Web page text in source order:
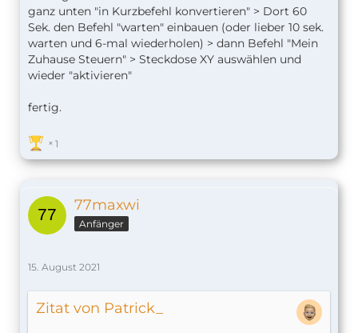
ganz unten "in Kurzbefehl konvertieren" > Dort 60
Sek. den Befehl "warten" einbauen (oder lieber 10 sek.
warten und 6-mal wiederholen) > dann Befehl "Mein
Zuhause Steuern" > Steckdose XY auswählen und
wieder "aktivieren"
fertig.
1
77maxwi
Anfänger
15. August 2021
Zitat von Patrick_